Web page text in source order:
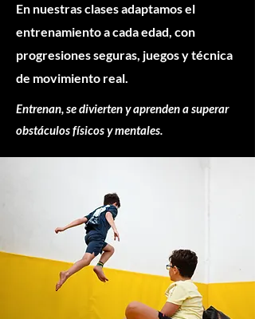
En nuestras clases adaptamos el
entrenamiento a cada edad, con
progresiones seguras, juegos y técnica
de movimiento real.
Entrenan, se divierten y aprenden a superar
obstáculos físicos y mentales.